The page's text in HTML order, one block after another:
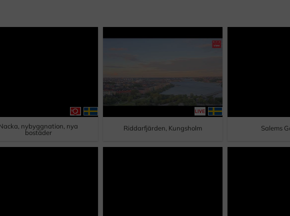
nybyggnation, nya
bostäder
Riddarfjärden, Kungsholm Salems